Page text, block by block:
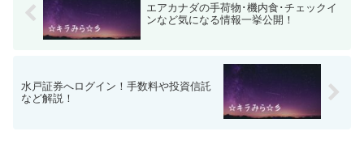
エアカナダの手荷物･機内食･チェックイ
ンなど気になる情報一挙公開！
水戸証券へログイン！手数料や投資信託
など解説！